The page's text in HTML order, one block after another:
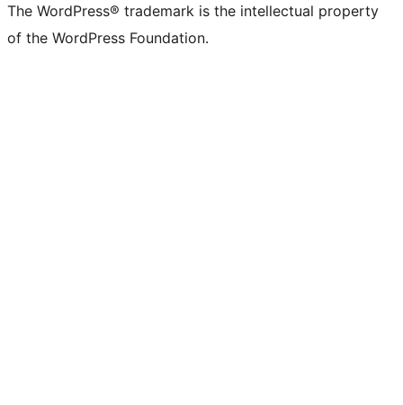
The WordPress® trademark is the intellectual property
of the WordPress Foundation.